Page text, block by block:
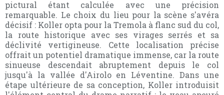
pictural étant calculée avec une précision
remarquable. Le choix du lieu pour la scène s'avéra
décisif : Koller opta pour la Tremola à flanc sud du col,
la route historique avec ses virages serrés et sa
déclivité vertigineuse. Cette localisation précise
offrait un potentiel dramatique immense, car la route
sinueuse descendait abruptement depuis le col
jusqu'à la vallée d'Airolo en Léventine. Dans une
étape ultérieure de sa conception, Koller introduisit